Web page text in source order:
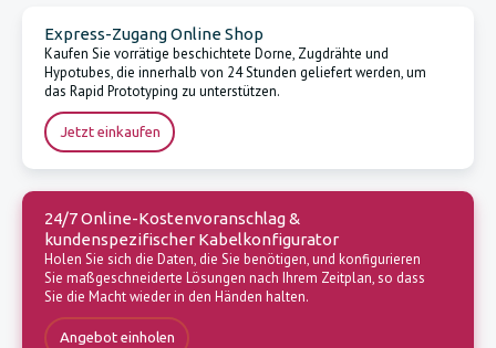
Express-Zugang Online Shop
Kaufen Sie vorrätige beschichtete Dorne, Zugdrähte und
Hypotubes, die innerhalb von 24 Stunden geliefert werden, um
das Rapid Prototyping zu unterstützen.
Jetzt einkaufen
24/7 Online-Kostenvoranschlag &
kundenspezifischer Kabelkonfigurator
Holen Sie sich die Daten, die Sie benötigen, und konfigurieren
Sie maßgeschneiderte Lösungen nach Ihrem Zeitplan, so dass
Sie die Macht wieder in den Händen halten.
Angebot einholen